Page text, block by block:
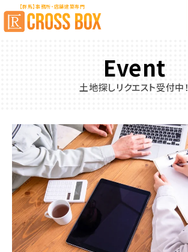
【群馬】事務所・店舗建築専門
Event
土地探しリクエスト受付中！